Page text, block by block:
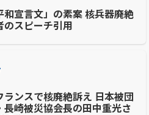
和宣言文」の素案 核兵器廃絶
のスピーチ引用
ランスで核廃絶訴え 日本被団
長崎被災協会長の田中重光さ